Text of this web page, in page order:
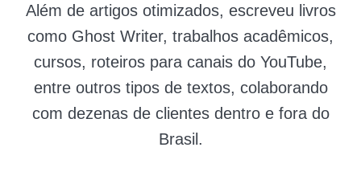
Além de artigos otimizados, escreveu livros
como Ghost Writer, trabalhos acadêmicos,
cursos, roteiros para canais do YouTube,
entre outros tipos de textos, colaborando
com dezenas de clientes dentro e fora do
Brasil.